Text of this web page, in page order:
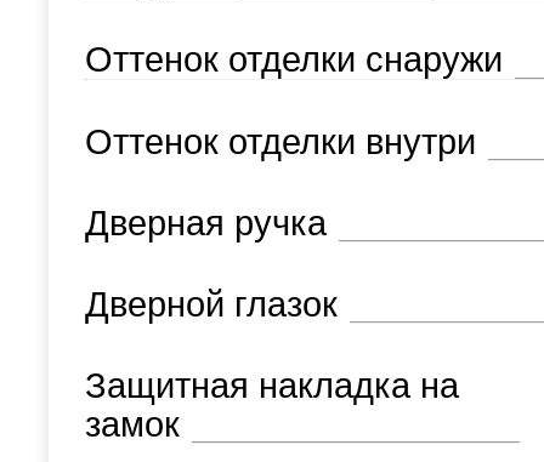
Оттенок отделки снаружи
Оттенок отделки внутри
Дверная ручка
Дверной глазок
Защитная накладка на
замок